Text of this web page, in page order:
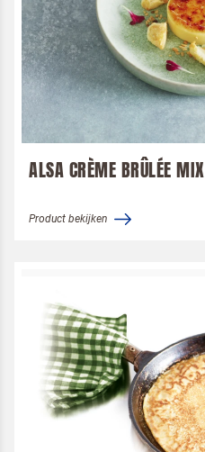
ALSA CRÈME BRÛLÉE MIX
Product bekijken